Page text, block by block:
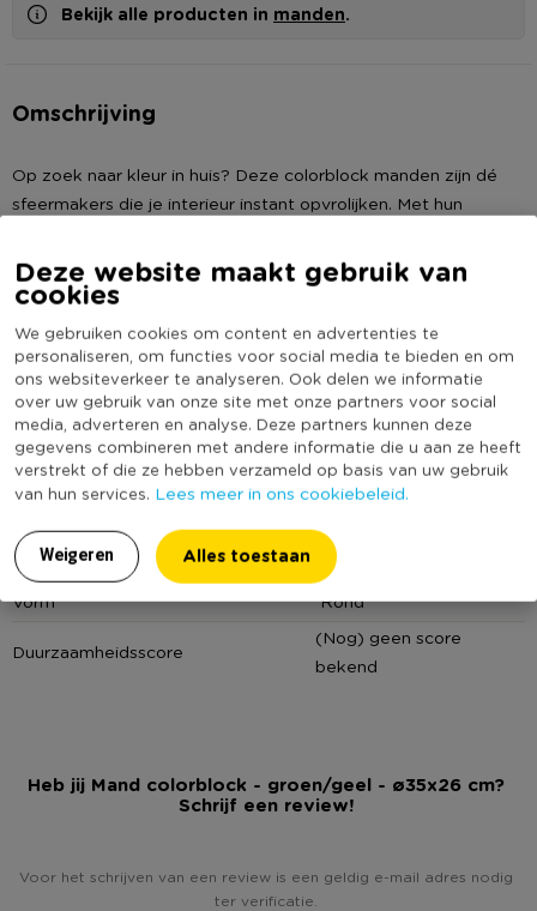
Deze website maakt gebruik van
cookies
We gebruiken cookies om content en advertenties te
personaliseren, om functies voor social media te bieden en om
ons websiteverkeer te analyseren. Ook delen we informatie
over uw gebruik van onze site met onze partners voor social
media, adverteren en analyse. Deze partners kunnen deze
gegevens combineren met andere informatie die u aan ze heeft
verstrekt of die ze hebben verzameld op basis van uw gebruik
van hun services. Lees meer in ons cookiebeleid.
Weigeren Alles toestaan
Bekijk alle producten in manden.
Omschrijving
Op zoek naar kleur in huis? Deze colorblock manden zijn dé
sfeermakers die je interieur instant opvrolijken. Met hun
frisgroen met hetzelfde zonnige geel – brengen ze een
tropisch briesje in elke ruimte. De manden zijn gemaakt van
speelgoed, plaids of als stijlvolle plantenmand in je woonkamer.
Of je nu één kleur kiest of ze vrolijk door elkaar mixt: deze
manden brengen kleur, structuur én vrolijkheid in je huis.
Contactgegevens
www.xenos.nl/klantenservice
Lees meer
Specificaties
Artikelnummer
501931
Online Only
Nee
Materiaal
Riet
Diameter (cm)
35
Producthoogte (cm)
26
Kleur
Groen
Vorm
Rond
Duurzaamheidsscore
(Nog) geen score
bekend
Heb jij Mand colorblock - groen/geel - ø35x26 cm?
Schrijf een review!
Voor het schrijven van een review is een geldig e-mail adres nodig
ter verificatie.